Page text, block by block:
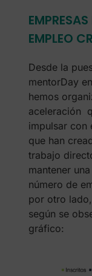
EMPLEO
Desde la
mentorDay
hemos
aceleración
impulsar con
que han
trabajo
mantener
número de
por otro
según se
gráfico: